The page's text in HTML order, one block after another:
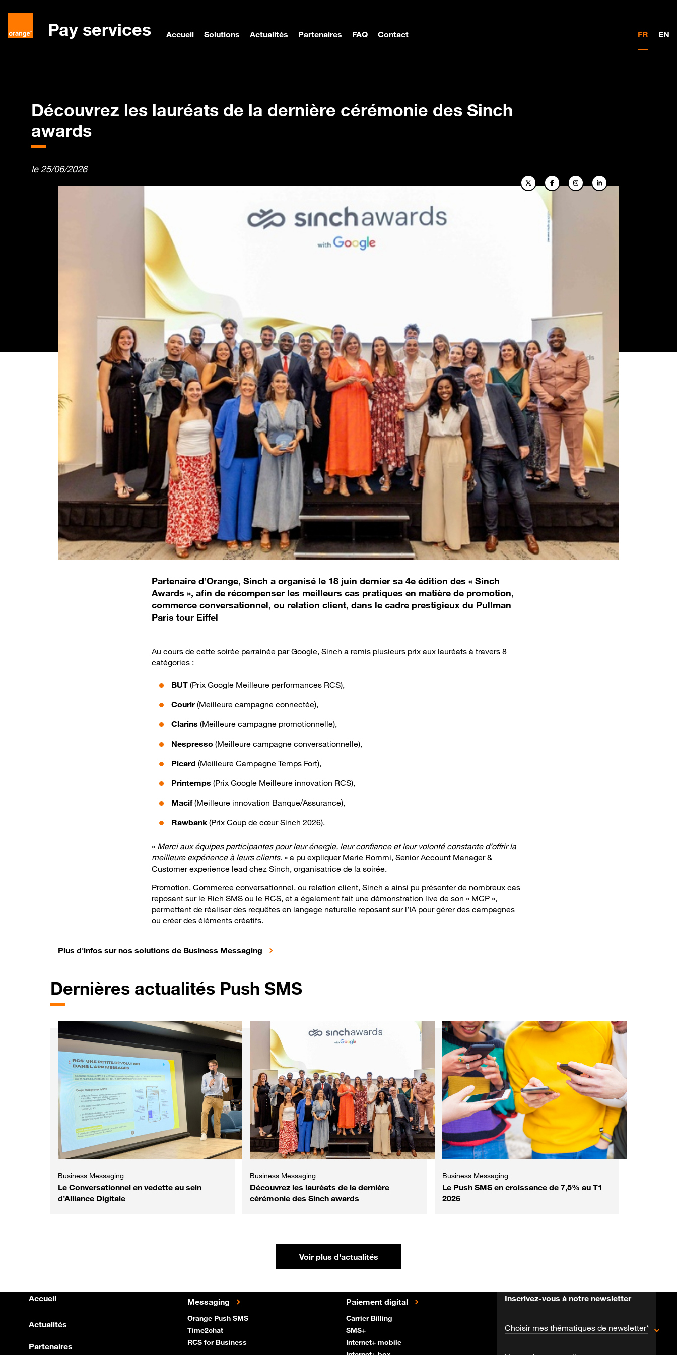
Pay services Accueil Solutions Actualités Partenaires FAQ Contact FR EN
Découvrez les lauréats de la dernière cérémonie des Sinch
awards
le 25/06/2026
Partenaire d’Orange, Sinch a organisé le 18 juin dernier sa 4e édition des « Sinch
Awards », afin de récompenser les meilleurs cas pratiques en matière de promotion,
commerce conversationnel, ou relation client, dans le cadre prestigieux du Pullman
Paris tour Eiffel
Au cours de cette soirée parrainée par Google, Sinch a remis plusieurs prix aux lauréats à travers 8
catégories :
BUT(Prix Google Meilleure performances RCS),
Courir(Meilleure campagne connectée),
Clarins (Meilleure campagne promotionnelle),
Nespresso(Meilleure campagne conversationnelle),
Picard (Meilleure Campagne Temps Fort),
Printemps (Prix Google Meilleure innovation RCS),
Macif(Meilleure innovation Banque/Assurance),
Rawbank(Prix Coup de cœur Sinch 2026).
« Merci aux équipes participantes pour leur énergie, leur confiance et leur volonté constante d’offrir la
meilleure expérience à leurs clients.» a pu expliquer Marie Rommi, Senior Account Manager &
Customer experience lead chez Sinch, organisatrice de la soirée.
Promotion, Commerce conversationnel, ou relation client, Sinch a ainsi pu présenter de nombreux cas
reposant sur le Rich SMS ou le RCS, et a également fait une démonstration live de son « MCP »,
permettant de réaliser des requêtes en langage naturelle reposant sur l’IA pour gérer des campagnes
ou créer des éléments créatifs.
Plus d'infos sur nos solutions de Business Messaging Plus d'infos sur nos solutions de Business Messaging
Dernières actualités Push SMS
Business Messaging
Le Conversationnel en vedette au sein
d’Alliance Digitale
Business Messaging
Découvrez les lauréats de la dernière
cérémonie des Sinch awards
Business Messaging
Le Push SMS en croissance de 7,5% au T1
2026
Voir plus d'actualités
Accueil
Actualités
Partenaires
Messaging
Orange Push SMS
Time2chat
RCS for Business
Paiement digital
Carrier Billing
SMS+
Internet+ mobile
Inscrivez-vous à notre newsletter
Choisir mes thématiques de newsletter*